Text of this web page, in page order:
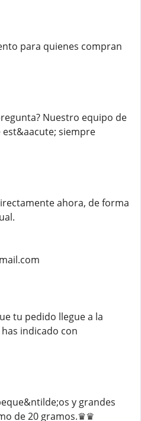
para quienes compran
Nuestro equipo de
siempre
ahora, de forma
tu pedido llegue a la
indicado con
y grandes
de 20 gramos.♛♛